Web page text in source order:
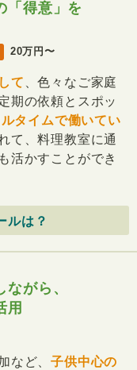
「得意」を
20万円〜
て 、色々なご家庭
期の依頼とスポッ
タイムで働いてい
て、料理教室に通
活かすことができ
ルは？
がら、
用
など、子供中心の